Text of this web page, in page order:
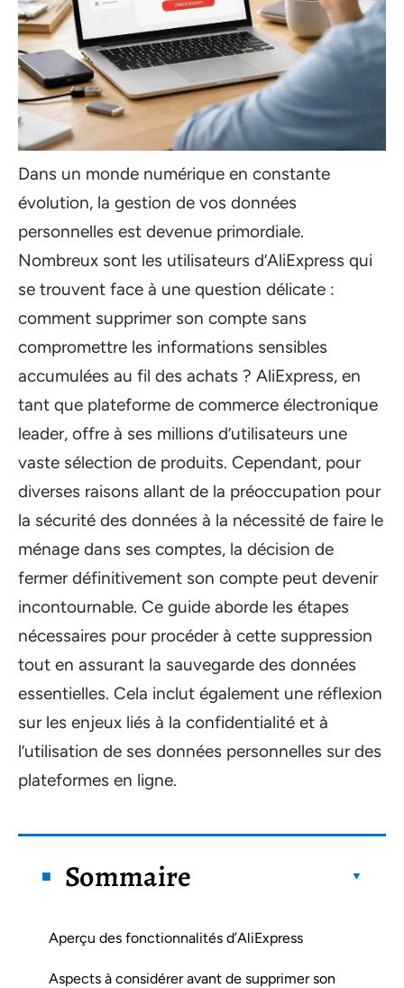
Dans un monde numérique en constante
évolution, la gestion de vos données
personnelles est devenue primordiale.
Nombreux sont les utilisateurs d’AliExpress qui
se trouvent face à une question délicate :
comment supprimer son compte sans
compromettre les informations sensibles
accumulées au fil des achats ? AliExpress, en
tant que plateforme de commerce électronique
leader, offre à ses millions d’utilisateurs une
vaste sélection de produits. Cependant, pour
diverses raisons allant de la préoccupation pour
la sécurité des données à la nécessité de faire le
ménage dans ses comptes, la décision de
fermer définitivement son compte peut devenir
incontournable. Ce guide aborde les étapes
nécessaires pour procéder à cette suppression
tout en assurant la sauvegarde des données
essentielles. Cela inclut également une réflexion
sur les enjeux liés à la confidentialité et à
l’utilisation de ses données personnelles sur des
plateformes en ligne.
Sommaire
Aperçu des fonctionnalités d’AliExpress
Aspects à considérer avant de supprimer son